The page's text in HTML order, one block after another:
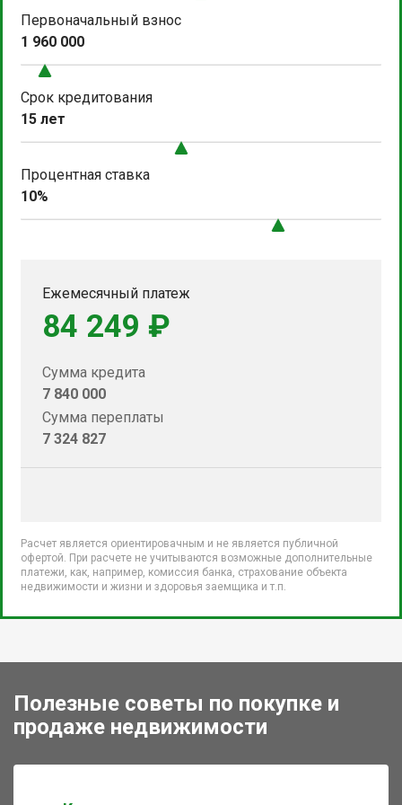
Первоначальный взнос
1 960 000
Срок кредитования
15 лет
Процентная ставка
10%
Ежемесячный платеж
84 249 ₽
Сумма кредита
7 840 000
Сумма переплаты
7 324 827
Расчет является ориентировачным и не является публичной
офертой. При расчете не учитываются возможные дополнительные
платежи, как, например, комиссия банка, страхование объекта
недвижимости и жизни и здоровья заемщика и т.п.
Полезные советы по покупке и
продаже недвижимости